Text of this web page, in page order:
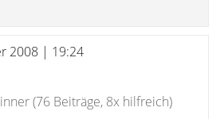
2008 | 19:24
(76 Beiträge, 8x hilfreich)